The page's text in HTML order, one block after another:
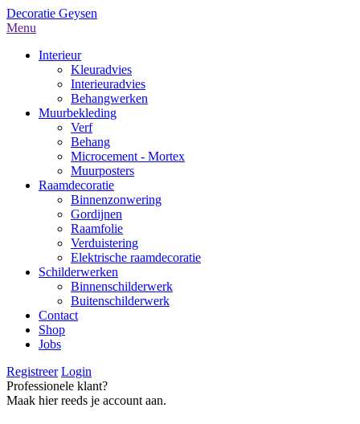
Decoratie Geysen
Menu
Interieur
Kleuradvies
Interieuradvies
Behangwerken
Muurbekleding
Verf
Behang
Microcement - Mortex
Muurposters
Raamdecoratie
Binnenzonwering
Gordijnen
Raamfolie
Verduistering
Elektrische raamdecoratie
Schilderwerken
Binnenschilderwerk
Buitenschilderwerk
Contact
Shop
Jobs
Registreer Login
Professionele klant?
Maak hier reeds je account aan.